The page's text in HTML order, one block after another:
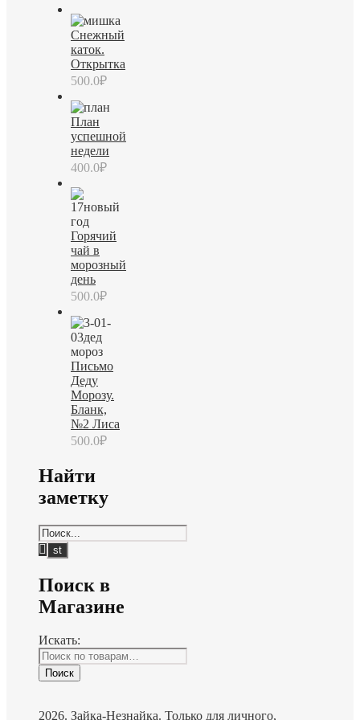
Снежный
каток.
Открытка
500.0₽
План
успешной
недели
400.0₽
Горячий
чай в
морозный
день
500.0₽
Письмо
Деду
Морозу.
Бланк,
№2 Лиса
500.0₽
Найти
заметку
Поиск в
Магазине
Искать:
Поиск
2026. Зайка-Незнайка. Только для личного,